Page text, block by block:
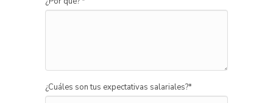
¿Cuáles son tus expectativas salariales?*